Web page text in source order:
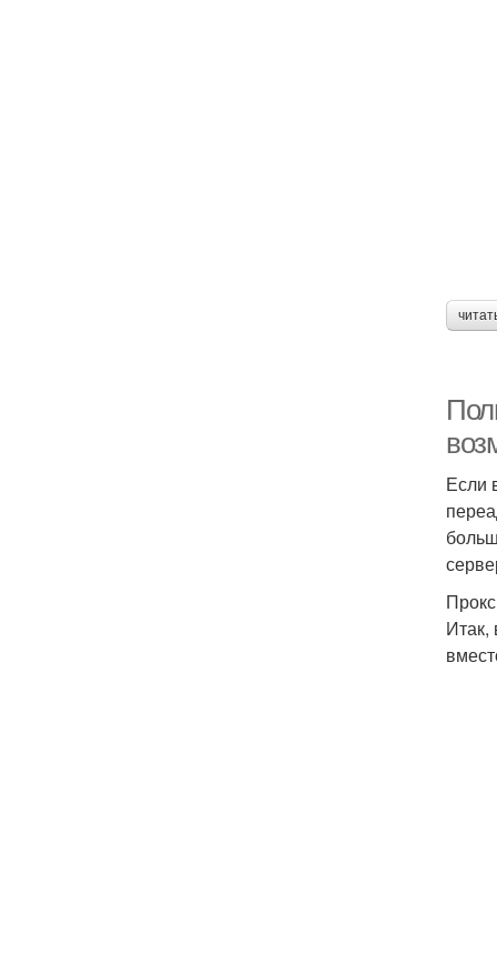
Если
Итак,